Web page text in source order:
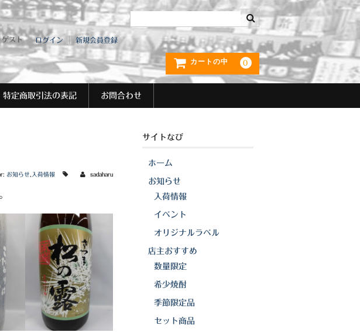
ゲスト ログイン 新規会員登録
カートの中 0
特定商取引法の表記 お問合わせ
お知らせ 入荷情報 sadaharu
サイトなび
ホーム
お知らせ
入荷情報
イベント
オリジナルラベル
店主おすすめ
数量限定
希少焼酎
季節限定品
セット商品